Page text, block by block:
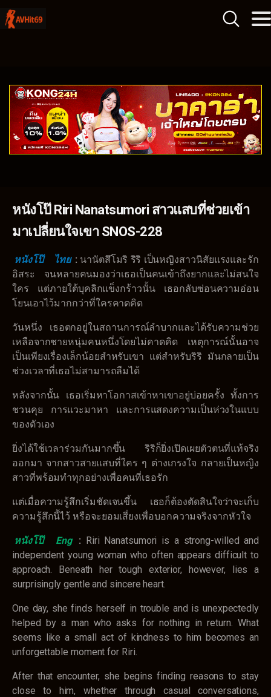
หนังโป๊ Riri Nanatsumori สาวแสบที่ช่วยเข้า
มาเปลี่ยนใจเขา SNOS-228
หนังโป๊ ไทย : นานัตสึโมริ ริริ เป็นหญิงสาวนิสัยแรงและรัก
อิสระ จนหลายคนมองว่าเธอเป็นคนเข้าถึงยากและไม่สนใจ
ใคร แต่ภายใต้บุคลิกแข็งกร้าวนั้น เธอกลับซ่อนความอ่อน
โยนเอาไว้มากกว่าที่ใครคาดคิด
วันหนึ่ง เธอตกอยู่ในสถานการณ์ลำบากและได้รับความช่วย
เหลือจากชายหนุ่มคนหนึ่งโดยไม่คาดคิด เหตุการณ์นั้นอาจ
เป็นเพียงเรื่องเล็กน้อยสำหรับเขา แต่สำหรับริริ มันกลายเป็น
ช่วงเวลาที่เธอไม่สามารถลืมได้
หลังจากนั้น เธอเริ่มหาโอกาสเข้าหาเขาอยู่บ่อยครั้ง ทั้งการ
ชวนคุย การแวะมาหา และการแสดงความเป็นห่วงในแบบ
ของตัวเอง
ยิ่งได้ใช้เวลาร่วมกันมากขึ้น ริริก็ยิ่งเปิดเผยตัวตนที่แท้จริง
ออกมา จากสาวสายแสบที่ใคร ๆ ต่างเกรงใจ กลายเป็นหญิง
สาวที่พร้อมทำทุกอย่างเพื่อคนที่เธอรัก
แต่เมื่อความรู้สึกเริ่มชัดเจนขึ้น เธอก็ต้องตัดสินใจว่าจะเก็บ
ความรู้สึกนี้ไว้ หรือจะยอมเสี่ยงเพื่อบอกความจริงจากหัวใจ
หนังโป๊ Eng : Riri Nanatsumori is a strong-willed and
independent young woman who often appears difficult to
approach. Beneath her tough exterior, however, lies a
surprisingly gentle and sincere heart.
One day, she finds herself in trouble and is unexpectedly
helped by a man who asks for nothing in return. What
seems like a small act of kindness to him becomes an
unforgettable moment for Riri.
After that encounter, she begins finding reasons to stay
close to him, whether through casual conversations,